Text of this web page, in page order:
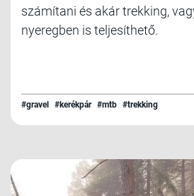
számítani és akár trekking,
nyeregben is teljesíthető.
#gravel #kerékpár #mtb #trekking